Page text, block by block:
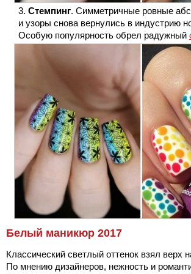
Стемпинг. Симметричные ровные
и узоры снова вернулись в индустрию
Особую популярность обрел радужный
Белый маникюр 2017
Классический светлый оттенок взял верх
По мнению дизайнеров, нежность и